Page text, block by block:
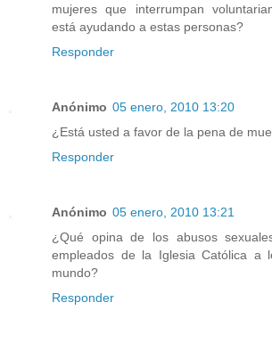
mujeres que interrumpan
está ayudando a estas personas?
Responder
Anónimo 05 enero, 2010 13:20
¿Está usted a favor de la pena de
Responder
Anónimo 05 enero, 2010 13:21
¿Qué opina de los abusos
empleados de la Iglesia Católica a
mundo?
Responder